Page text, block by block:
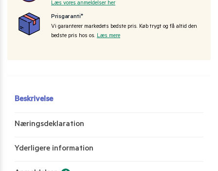
Læs vores anmeldelser her
Prisgaranti*
Vi garanterer markedets bedste pris. Køb trygt og få altid den
bedste pris hos os. Læs mere
Beskrivelse
Næringsdeklaration
Yderligere information